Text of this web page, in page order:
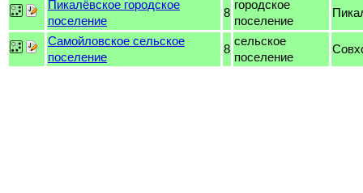
Пикалёвское городское
поселение
8
городское
поселение
Самойловское сельское
поселение
8
сельское
поселение